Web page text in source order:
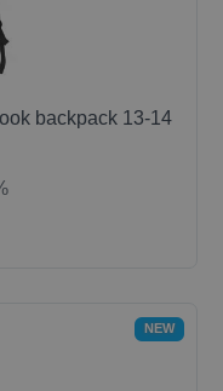
backpack 13-14
NEW